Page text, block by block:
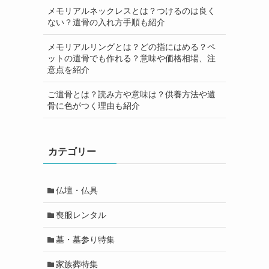
メモリアルネックレスとは？つけるのは良く
ない？遺骨の入れ方手順も紹介
メモリアルリングとは？どの指にはめる？ペ
ットの遺骨でも作れる？意味や価格相場、注
意点を紹介
ご遺骨とは？読み方や意味は？供養方法や遺
骨に色がつく理由も紹介
カテゴリー
仏壇・仏具
喪服レンタル
墓・墓参り特集
家族葬特集